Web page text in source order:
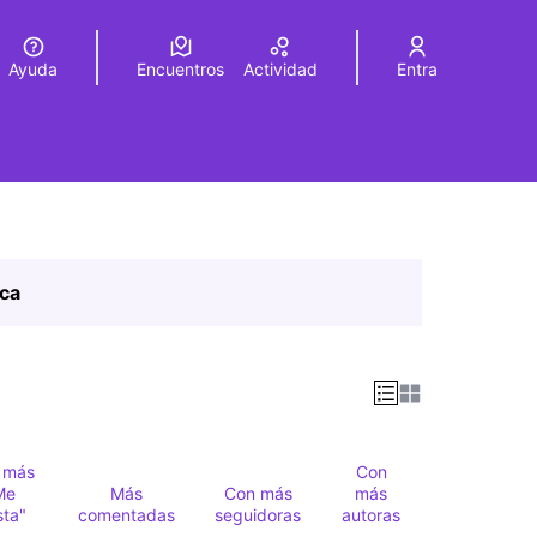
Elegir el idioma Choose language
Ayuda Encuentros Actividad Entra
Más
comentadas
Con más
seguidoras
Con
más
autoras